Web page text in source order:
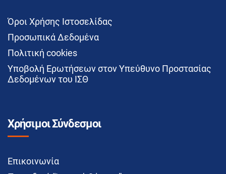
Όροι Χρήσης Ιστοσελίδας
Προσωπικά Δεδομένα
Πολιτική cookies
Υποβολή Ερωτήσεων στον Υπεύθυνο Προστασίας
Δεδομένων του ΙΣΘ
Χρήσιμοι Σύνδεσμοι
Επικοινωνία